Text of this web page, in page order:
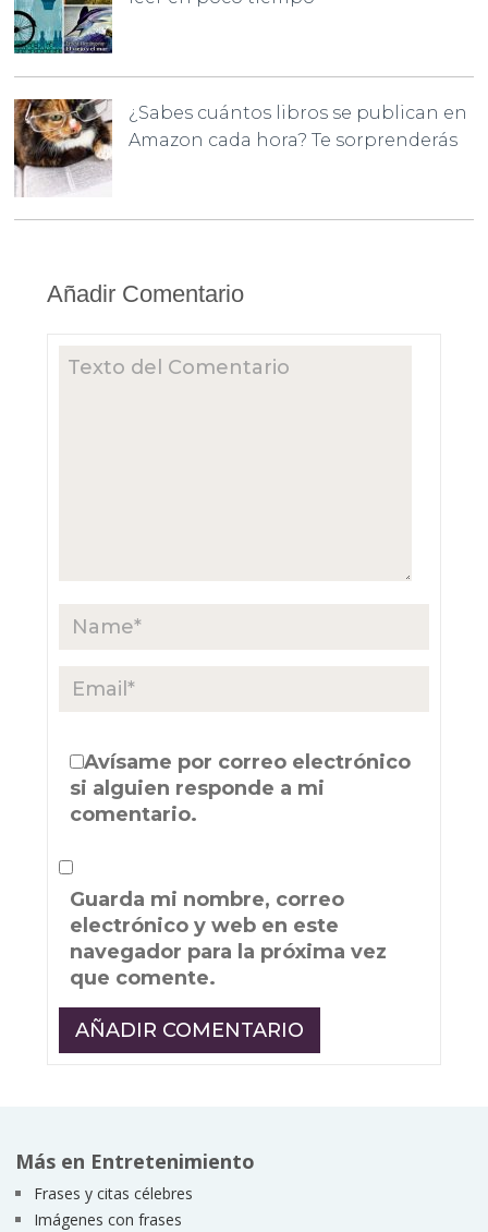
¿Sabes cuántos libros se publican en
Amazon cada hora? Te sorprenderás
Añadir Comentario
Avísame por correo electrónico
si alguien responde a mi
comentario.
Guarda mi nombre, correo
electrónico y web en este
navegador para la próxima vez
que comente.
Más en Entretenimiento
Frases y citas célebres
Imágenes con frases